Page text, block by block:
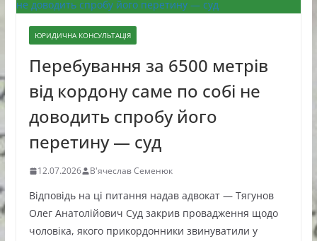
ЮРИДИЧНА КОНСУЛЬТАЦІЯ
Перебування за 6500 метрів
від кордону саме по собі не
доводить спробу його
перетину — суд
12.07.2026 В'ячеслав Семенюк
Відповідь на ці питання надав адвокат — Тягунов
Олег Анатолійович Суд закрив провадження щодо
чоловіка, якого прикордонники звинуватили у